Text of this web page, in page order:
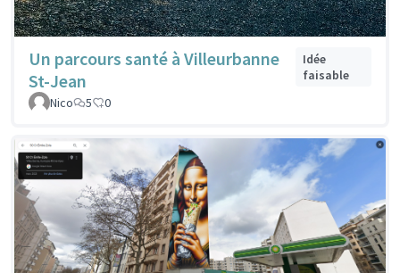
Un parcours santé à Villeurbanne
St-Jean
Idée
faisable
Nico
5 0